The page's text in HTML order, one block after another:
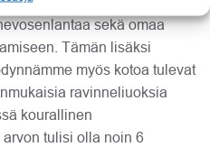
sekä omaa
Tämän lisäksi
myös kotoa tulevat
ravinneliuoksia
kourallinen
tulisi olla noin 6